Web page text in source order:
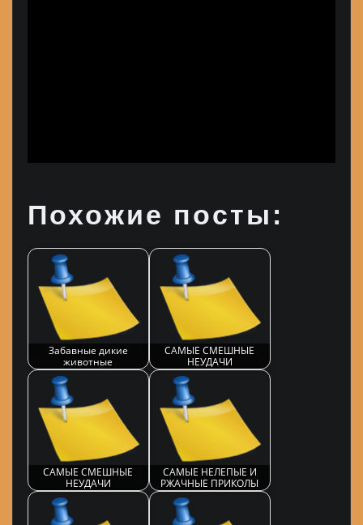
Похожие посты:
Забавные дикие
животные
САМЫЕ СМЕШНЫЕ
НЕУДАЧИ
САМЫЕ СМЕШНЫЕ
НЕУДАЧИ
САМЫЕ НЕЛЕПЫЕ И
РЖАЧНЫЕ ПРИКОЛЫ